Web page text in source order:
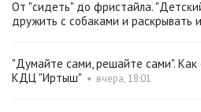
От "сидеть" до фристайла.
дружить с собаками и раскрывать
"Думайте сами, решайте сами". Как
КДЦ "Иртыш" • вчера, 18:01